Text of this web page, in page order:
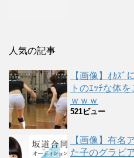
人気の記事
【画像】ｵｶｽﾞ
トのｴｯﾁな体
ｗｗｗ
521ビュー
【画像】有名
た子のグラビ